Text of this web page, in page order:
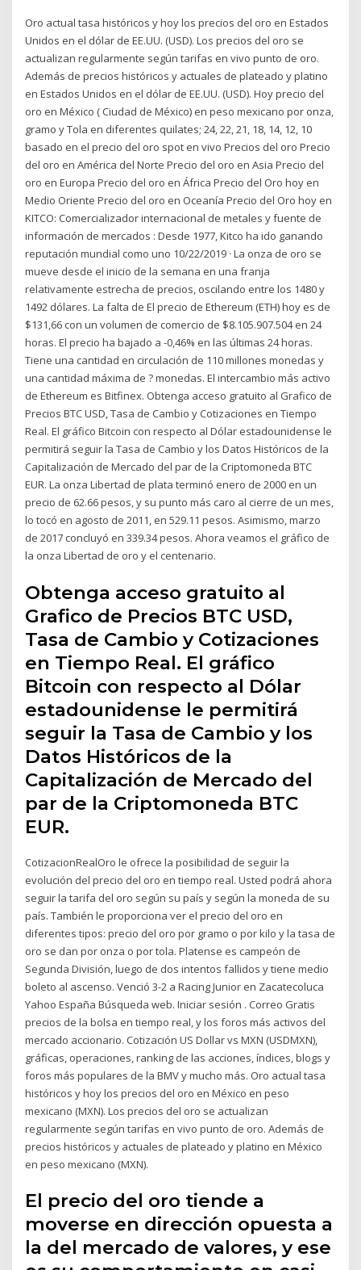
Oro actual tasa históricos y hoy los precios del oro en Estados
Unidos en el dólar de EE.UU. (USD). Los precios del oro se
actualizan regularmente según tarifas en vivo punto de oro.
Además de precios históricos y actuales de plateado y platino
en Estados Unidos en el dólar de EE.UU. (USD). Hoy precio del
oro en México ( Ciudad de México) en peso mexicano por onza,
gramo y Tola en diferentes quilates; 24, 22, 21, 18, 14, 12, 10
basado en el precio del oro spot en vivo Precios del oro Precio
del oro en América del Norte Precio del oro en Asia Precio del
oro en Europa Precio del oro en África Precio del Oro hoy en
Medio Oriente Precio del oro en Oceanía Precio del Oro hoy en
KITCO: Comercializador internacional de metales y fuente de
información de mercados : Desde 1977, Kitco ha ido ganando
reputación mundial como uno 10/22/2019 · La onza de oro se
mueve desde el inicio de la semana en una franja
relativamente estrecha de precios, oscilando entre los 1480 y
1492 dólares. La falta de El precio de Ethereum (ETH) hoy es de
$131,66 con un volumen de comercio de $8.105.907.504 en 24
horas. El precio ha bajado a -0,46% en las últimas 24 horas.
Tiene una cantidad en circulación de 110 millones monedas y
una cantidad máxima de ? monedas. El intercambio más activo
de Ethereum es Bitfinex. Obtenga acceso gratuito al Grafico de
Precios BTC USD, Tasa de Cambio y Cotizaciones en Tiempo
Real. El gráfico Bitcoin con respecto al Dólar estadounidense le
permitirá seguir la Tasa de Cambio y los Datos Históricos de la
Capitalización de Mercado del par de la Criptomoneda BTC
EUR. La onza Libertad de plata terminó enero de 2000 en un
precio de 62.66 pesos, y su punto más caro al cierre de un mes,
lo tocó en agosto de 2011, en 529.11 pesos. Asimismo, marzo
de 2017 concluyó en 339.34 pesos. Ahora veamos el gráfico de
la onza Libertad de oro y el centenario.
Obtenga acceso gratuito al
Grafico de Precios BTC USD,
Tasa de Cambio y Cotizaciones
en Tiempo Real. El gráfico
Bitcoin con respecto al Dólar
estadounidense le permitirá
seguir la Tasa de Cambio y los
Datos Históricos de la
Capitalización de Mercado del
par de la Criptomoneda BTC
EUR.
CotizacionRealOro le ofrece la posibilidad de seguir la
evolución del precio del oro en tiempo real. Usted podrá ahora
seguir la tarifa del oro según su país y según la moneda de su
país. También le proporciona ver el precio del oro en
diferentes tipos: precio del oro por gramo o por kilo y la tasa de
oro se dan por onza o por tola. Platense es campeón de
Segunda División, luego de dos intentos fallidos y tiene medio
boleto al ascenso. Venció 3-2 a Racing Junior en Zacatecoluca
Yahoo España Búsqueda web. Iniciar sesión . Correo Gratis
precios de la bolsa en tiempo real, y los foros más activos del
mercado accionario. Cotización US Dollar vs MXN (USDMXN),
gráficas, operaciones, ranking de las acciones, índices, blogs y
foros más populares de la BMV y mucho más. Oro actual tasa
históricos y hoy los precios del oro en México en peso
mexicano (MXN). Los precios del oro se actualizan
regularmente según tarifas en vivo punto de oro. Además de
precios históricos y actuales de plateado y platino en México
en peso mexicano (MXN).
El precio del oro tiende a
moverse en dirección opuesta a
la del mercado de valores, y ese